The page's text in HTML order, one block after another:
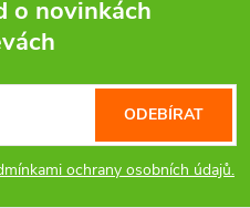
o novinkách
ochrany osobních údajů.
ODEBÍRAT